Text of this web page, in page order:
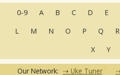
0-9 A B C D E
L
M N O P Q R
X
Y
Our Network: Uke Tuner